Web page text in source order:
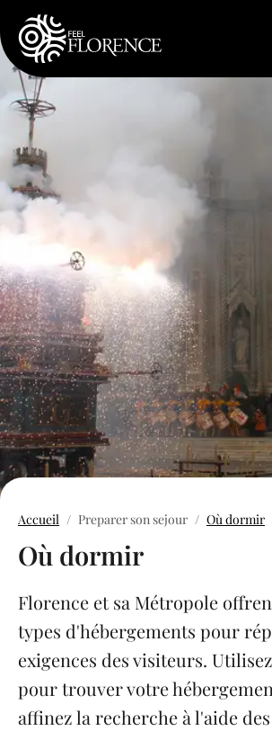
Aller au contenu principal
Accueil Preparer son sejour Où dormir
Où dormir
Florence et sa Métropole
types d'hébergements pour
exigences des visiteurs.
pour trouver votre
affinez la recherche à l'aide